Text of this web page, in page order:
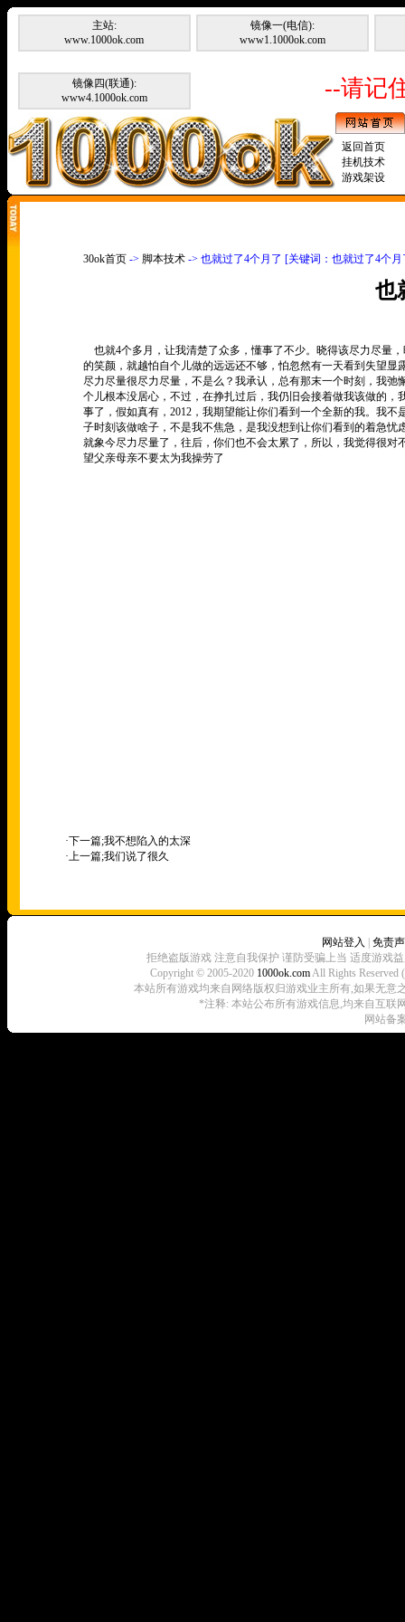
主站:
www.1000ok.com
镜像一(电信):
www1.1000ok.com
镜像四(联通):
www4.1000ok.com
--请记
返回首页
挂机技术
游戏架设
30ok首页 -> 脚本技术 -> 也就过了4个月了 [关键词：也就过了4个月
也
也就4个多月，让我清楚了众多，懂事了不少。晓得该尽力尽量
的笑颜，就越怕自个儿做的远远还不够，怕忽然有一天看到失望
尽力尽量很尽力尽量，不是么？我承认，总有那末一个时刻，我
个儿根本没居心，不过，在挣扎过后，我仍旧会接着做我该做的
事了，假如真有，2012，我期望能让你们看到一个全新的我。我
子时刻该做啥子，不是我不焦急，是我没想到让你们看到的着急
就象今尽力尽量了，往后，你们也不会太累了，所以，我觉得很
望父亲母亲不要太为我操劳了
·下一篇;我不想陷入的太深
·上一篇;我们说了很久
网站登入
免责
拒绝盗版游戏 注意自我保护 谨防受骗上当 适度游戏
Copyright © 2005-2020 1000ok.comAll Rights
本站所有游戏均来自网络版权归游戏业主所有,如果无意
*注释: 本站公布所有游戏信息,均来自互联
网站备